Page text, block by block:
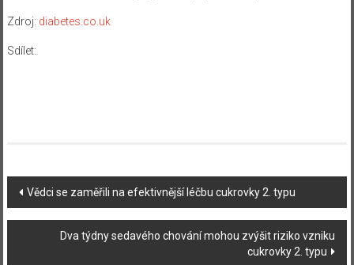
Zdroj: diabetes.co.uk
Sdílet:
Navigace
příspěvku
Vědci se zaměřili na efektivnější léčbu cukrovky 2. typu
Dva týdny sedavého chování mohou zvýšit riziko vzniku
cukrovky 2. typu